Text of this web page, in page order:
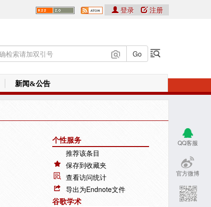
登录 注册
新闻&公告
QQ客服
官方微博
个性服务
推荐该条目
保存到收藏夹
查看访问统计
导出为Endnote文件
谷歌学术